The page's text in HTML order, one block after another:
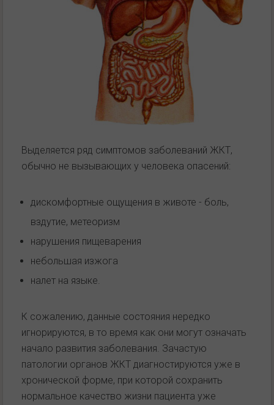
Выделяется ряд симптомов заболеваний ЖКТ,
обычно не вызывающих у человека опасений:
дискомфортные ощущения в животе - боль,
вздутие, метеоризм
нарушения пищеварения
небольшая изжога
налет на языке.
К сожалению, данные состояния нередко
игнорируются, в то время как они могут означать
начало развития заболевания. Зачастую
патологии органов ЖКТ диагностируются уже в
хронической форме, при которой сохранить
нормальное качество жизни пациента уже